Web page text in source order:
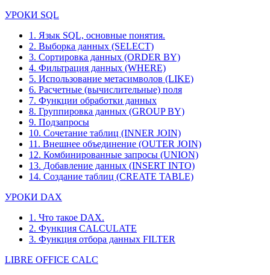
УРОКИ SQL
1. Язык SQL, основные понятия.
2. Выборка данных (SELECT)
3. Сортировка данных (ORDER BY)
4. Фильтрация данных (WHERE)
5. Использование метасимволов (LIKE)
6. Расчетные (вычислительные) поля
7. Функции обработки данных
8. Группировка данных (GROUP BY)
9. Подзапросы
10. Сочетание таблиц (INNER JOIN)
11. Внешнее объединение (OUTER JOIN)
12. Комбинированные запросы (UNION)
13. Добавление данных (INSERT INTO)
14. Создание таблиц (CREATE TABLE)
УРОКИ DAX
1. Что такое DAX.
2. Функция CALCULATE
3. Функция отбора данных FILTER
LIBRE OFFICE CALC